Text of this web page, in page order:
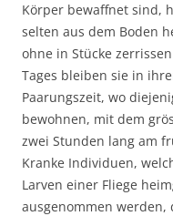
Körper bewaffnet sind,
selten aus dem Boden
ohne in Stücke
Tages bleiben sie in
Paarungszeit, wo
bewohnen, mit dem
zwei Stunden lang am
Kranke Individuen,
Larven einer Fliege
ausgenommen werden,